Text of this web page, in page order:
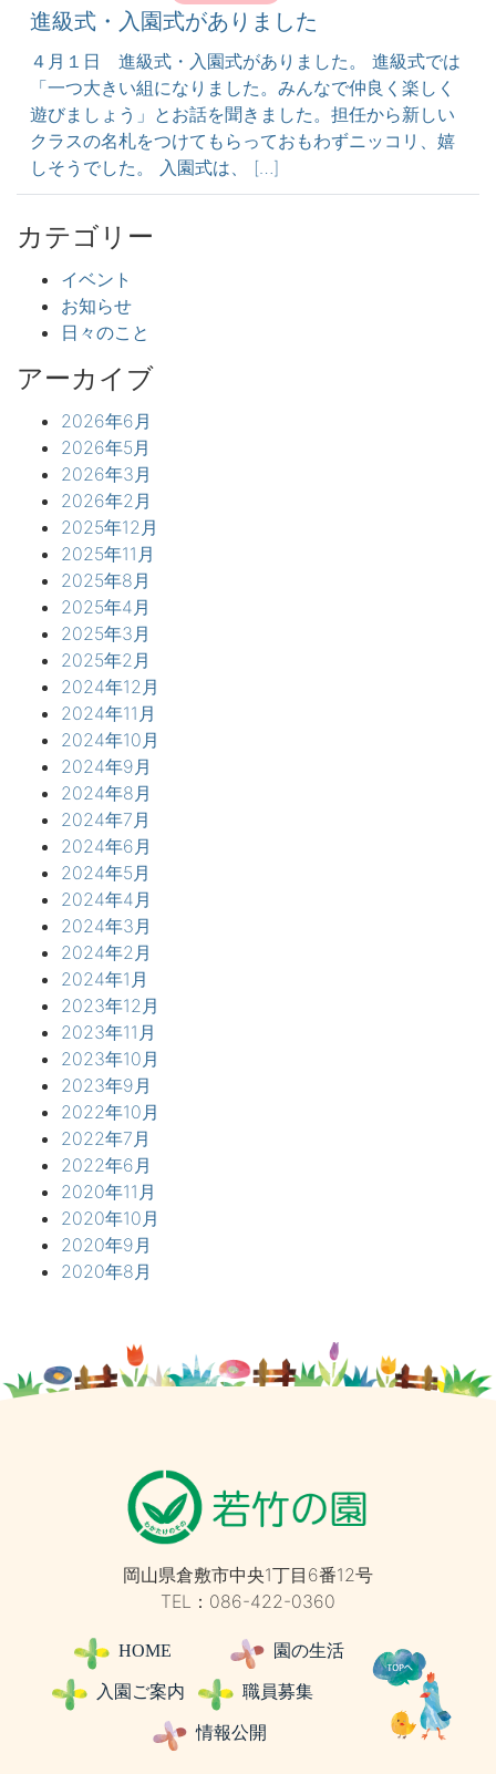
進級式・入園式がありました
４月１日 進級式・入園式がありました。 進級式では
「一つ大きい組になりました。みんなで仲良く楽しく
遊びましょう」とお話を聞きました。担任から新しい
クラスの名札をつけてもらっておもわずニッコリ、嬉
しそうでした。 入園式は、 […]
カテゴリー
イベント
お知らせ
日々のこと
アーカイブ
2026年6月
2026年5月
2026年3月
2026年2月
2025年12月
2025年11月
2025年8月
2025年4月
2025年3月
2025年2月
2024年12月
2024年11月
2024年10月
2024年9月
2024年8月
2024年7月
2024年6月
2024年5月
2024年4月
2024年3月
2024年2月
2024年1月
2023年12月
2023年11月
2023年10月
2023年9月
2022年10月
2022年7月
2022年6月
2020年11月
2020年10月
2020年9月
2020年8月
岡山県倉敷市中央1丁目6番12号
TEL：086-422-0360
HOME 園の生活
入園ご案内 職員募集
情報公開